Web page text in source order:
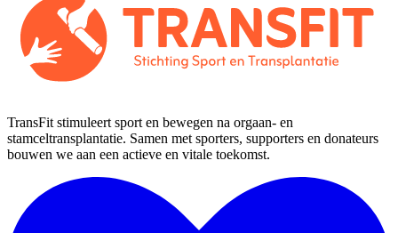
TransFit stimuleert sport en bewegen na orgaan- en
stamceltransplantatie. Samen met sporters, supporters en donateurs
bouwen we aan een actieve en vitale toekomst.